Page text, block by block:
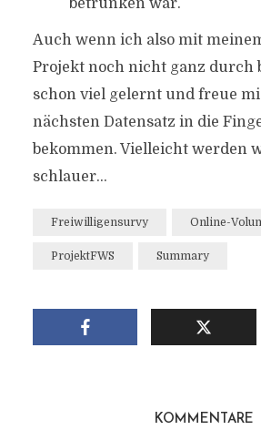
betrunken war.
Auch wenn ich also mit
Projekt noch nicht ganz durch
schon viel gelernt und freue
nächsten Datensatz in die
bekommen. Vielleicht werden
schlauer…
Freiwilligensurvy Online-
ProjektFWS Summary
KOMMENTARE